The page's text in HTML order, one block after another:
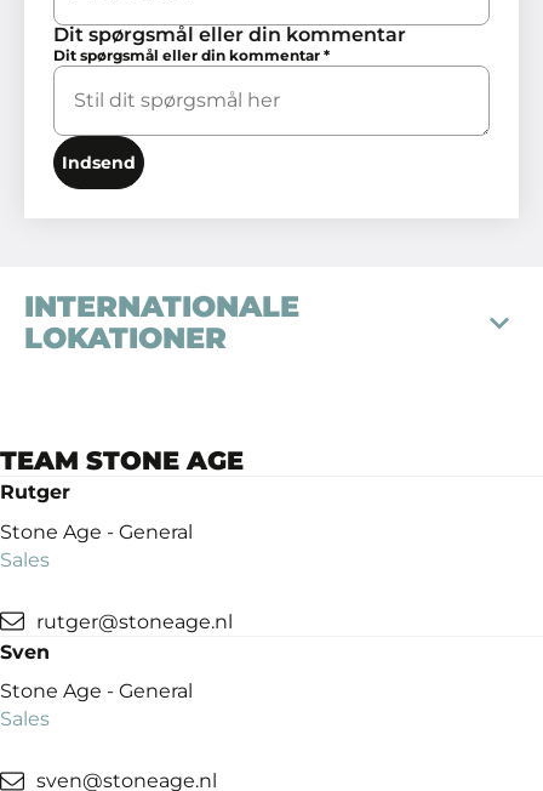
Dit spørgsmål eller din kommentar
Dit spørgsmål eller din kommentar *
Indsend
INTERNATIONALE
LOKATIONER
STONE AGE
NEDERLAND
Butaanstraat 10
7463 PG Rijssen
info@stoneage.nl
TEAM STONE AGE
Rutger
Stone Age - General
Sales
rutger@stoneage.nl
Sven
Stone Age - General
Sales
sven@stoneage.nl